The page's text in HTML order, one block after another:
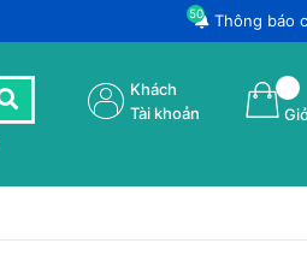
Thông báo
50
Khách
Tài khoản